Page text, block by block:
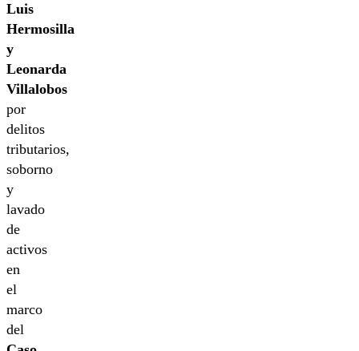
Luis
Hermosilla
y
Leonarda
Villalobos
por
delitos
tributarios,
soborno
y
lavado
de
activos
en
el
marco
del